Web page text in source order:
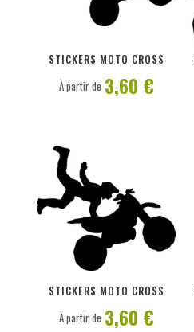
STICKERS MOTO CROSS
À partir de 3,60 €
STICKERS MOTO CROSS
PERSONNALISER
À partir de 3,60 €